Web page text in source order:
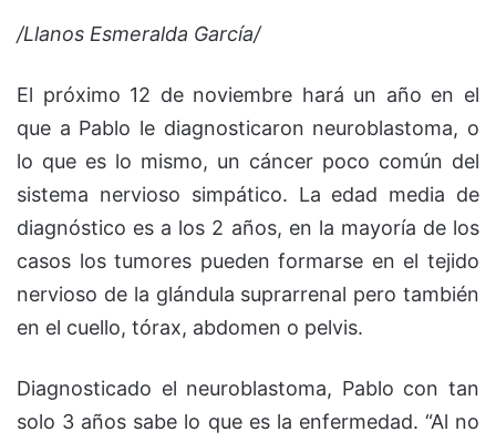
/Llanos Esmeralda García/
El próximo 12 de noviembre hará un año en el
que a Pablo le diagnosticaron neuroblastoma, o
lo que es lo mismo, un cáncer poco común del
sistema nervioso simpático. La edad media de
diagnóstico es a los 2 años, en la mayoría de los
casos los tumores pueden formarse en el tejido
nervioso de la glándula suprarrenal pero también
en el cuello, tórax, abdomen o pelvis.
Diagnosticado el neuroblastoma, Pablo con tan
solo 3 años sabe lo que es la enfermedad. “Al no